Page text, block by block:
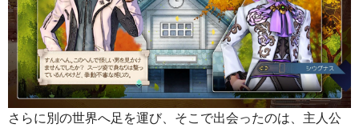
さらに別の世界へ足を運び、そこで出会ったのは、主人公